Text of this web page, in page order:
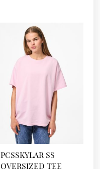
PCSSKYLAR SS
OVERSIZED TEE